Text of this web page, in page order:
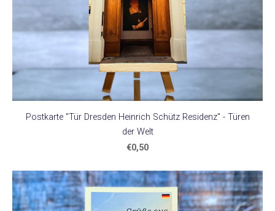
Postkarte "Tür Dresden Heinrich Schütz Residenz" - Türen
der Welt
€0,50